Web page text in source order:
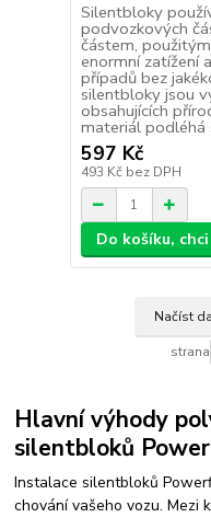
Silentbloky
podvozkových
částem,
enormní zatížení
případů bez
silentbloky jsou
obsahujících
materiál podléhá
597 Kč
493 Kč bez DPH
Do košíku,
Načíst
strana
Hlavní výhody
silentbloků
Instalace silentbloků
chování vašeho vozu. Mezi